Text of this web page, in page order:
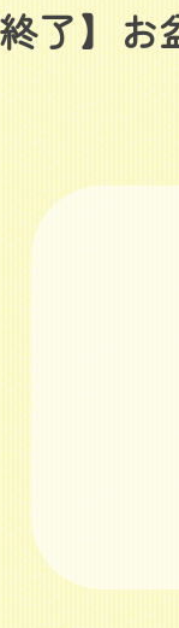
了】お